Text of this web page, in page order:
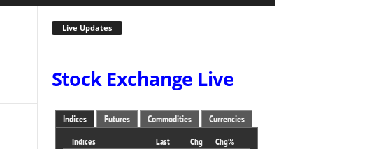
Live Updates
Stock Exchange Live